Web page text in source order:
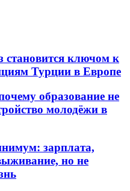
становится ключом к
Турции в Европе
образование не
молодёжи в
зарплата,
но не